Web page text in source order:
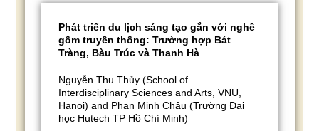
Phát triển du lịch sáng tạo gắn với nghề
gốm truyền thống: Trường hợp Bát
Tràng, Bàu Trúc và Thanh Hà
Nguyễn Thu Thủy (School of
Interdisciplinary Sciences and Arts, VNU,
Hanoi) and Phan Minh Châu (Trường Đại
học Hutech TP Hồ Chí Minh)